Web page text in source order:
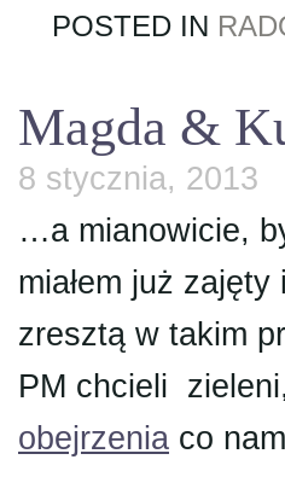
POSTED IN
Magda &
8 stycznia, 2013
…a mianowicie,
miałem już
zresztą w takim
PM chcieli
obejrzenia co